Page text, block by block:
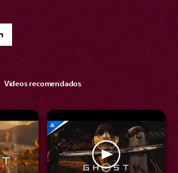
Videos recomendados